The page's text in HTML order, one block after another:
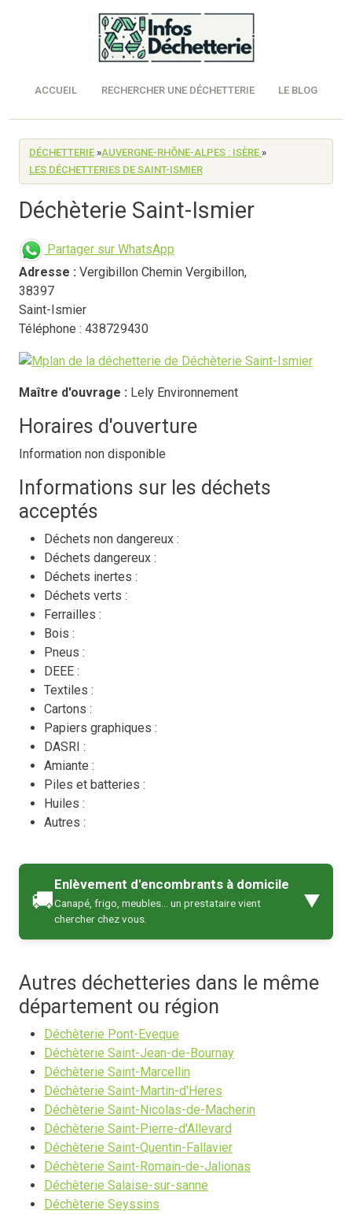
ACCUEIL RECHERCHER UNE DÉCHETTERIE LE BLOG
DÉCHETTERIE »AUVERGNE-RHÔNE-ALPES : ISÈRE »
LES DÉCHETTERIES DE SAINT-ISMIER
Déchèterie Saint-Ismier
Partager sur WhatsApp
Adresse : Vergibillon Chemin Vergibillon,
38397
Saint-Ismier
Téléphone : 438729430
Maître d'ouvrage : Lely Environnement
Horaires d'ouverture
Information non disponible
Informations sur les déchets
acceptés
Déchets non dangereux :
Déchets dangereux :
Déchets inertes :
Déchets verts :
Ferrailles :
Bois :
Pneus :
DEEE :
Textiles :
Cartons :
Papiers graphiques :
DASRI :
Amiante :
Piles et batteries :
Huiles :
Autres :
🚚
Enlèvement d'encombrants à domicile
Canapé, frigo, meubles… un prestataire vient
chercher chez vous.
▼
Autres déchetteries dans le même
département ou région
Déchèterie Pont-Eveque
Déchèterie Saint-Jean-de-Bournay
Déchèterie Saint-Marcellin
Déchèterie Saint-Martin-d'Heres
Déchèterie Saint-Nicolas-de-Macherin
Déchèterie Saint-Pierre-d'Allevard
Déchèterie Saint-Quentin-Fallavier
Déchèterie Saint-Romain-de-Jalionas
Déchèterie Salaise-sur-sanne
Déchèterie Seyssins